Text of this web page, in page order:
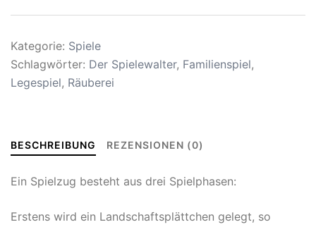
Kategorie: Spiele
Schlagwörter: Der Spielewalter, Familienspiel,
Legespiel, Räuberei
BESCHREIBUNG REZENSIONEN (0)
Ein Spielzug besteht aus drei Spielphasen:
Erstens wird ein Landschaftsplättchen gelegt, so